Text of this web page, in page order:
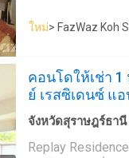
Suite (52 ตร.ม
ห้องนอน Suite
ห้องนอน พร้อมส
นอน พร้อมสระว่
ริมหาด พร้อมสระ
นอน ริมหาด พร้อ
ตร.ม.)สำหรับห้อง
Furnished พร้อม
ประกอบอาหารพ
Cosmopolitan ด้
ความสุขของคุณไ
Replay
โครงการที่ถูกพัฒน
ในปี 2554 ข้อมูลโ
Residence &
Low Rise และพู
จำนวน 421 ยูนิต
สามารถเช่า อพ
฿28,000 ต่อเดือน
ใหม่> FazWaz Koh
คอนโดให้เช่า 1
ย์ เรสซิเดนซ์ แ
จังหวัดสุราษฎร์ธานี
ที่จอดรถ· ไฟฟ้า
Replay